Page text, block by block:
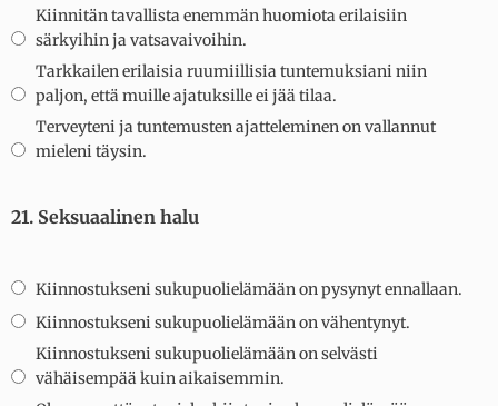
Kiinnitän tavallista enemmän huomiota erilaisiin
särkyihin ja vatsavaivoihin.
Tarkkailen erilaisia ruumiillisia tuntemuksiani niin
paljon, että muille ajatuksille ei jää tilaa.
Terveyteni ja tuntemusten ajatteleminen on vallannut
mieleni täysin.
21. Seksuaalinen halu
Kiinnostukseni sukupuolielämään on pysynyt ennallaan.
Kiinnostukseni sukupuolielämään on vähentynyt.
Kiinnostukseni sukupuolielämään on selvästi
vähäisempää kuin aikaisemmin.